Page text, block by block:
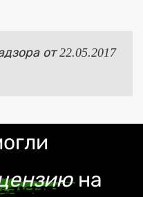
от 22.05.2017
на